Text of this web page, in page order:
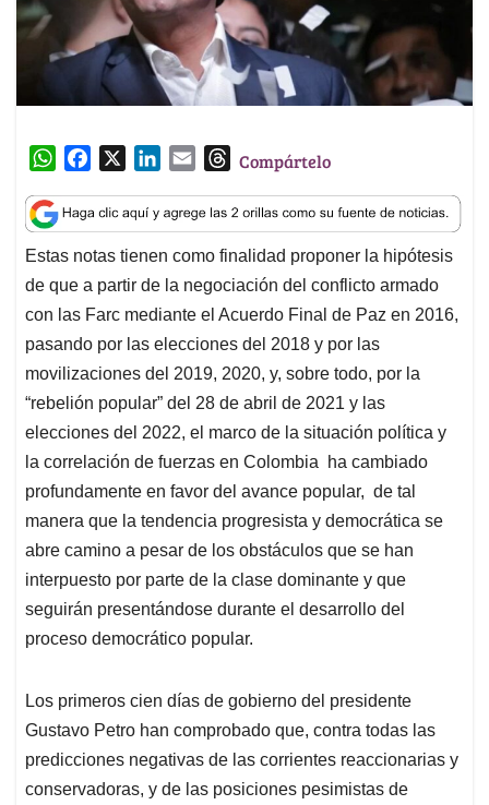
W
a
t
s
A
p
p
c
e
b
o
o
k
n
k
e
d
I
n
a
i
l
T
r
e
a
d
s
Compártelo
Estas notas tienen como finalidad proponer la hipótesis
de que a partir de la negociación del conflicto armado
con las Farc mediante el Acuerdo Final de Paz en 2016,
pasando por las elecciones del 2018 y por las
movilizaciones del 2019, 2020, y, sobre todo, por la
“rebelión popular” del 28 de abril de 2021 y las
elecciones del 2022, el marco de la situación política y
la correlación de fuerzas en Colombia ha cambiado
profundamente en favor del avance popular, de tal
manera que la tendencia progresista y democrática se
abre camino a pesar de los obstáculos que se han
interpuesto por parte de la clase dominante y que
seguirán presentándose durante el desarrollo del
proceso democrático popular.
Los primeros cien días de gobierno del presidente
Gustavo Petro han comprobado que, contra todas las
predicciones negativas de las corrientes reaccionarias y
conservadoras, y de las posiciones pesimistas de